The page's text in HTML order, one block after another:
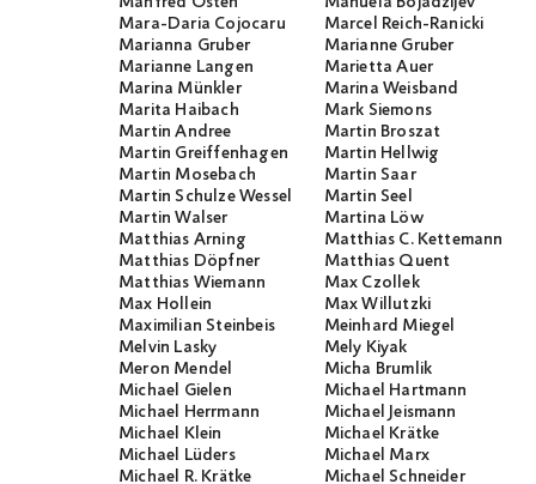
Mara-Daria Cojocaru
Marcel Reich-Ranicki
Marianna Gruber
Marianne Gruber
Marianne Langen
Marietta Auer
Marina Münkler
Marina Weisband
Marita Haibach
Mark Siemons
Martin Andree
Martin Broszat
Martin Greiffenhagen
Martin Hellwig
Martin Mosebach
Martin Saar
Martin Schulze Wessel
Martin Seel
Martin Walser
Martina Löw
Matthias Arning
Matthias C. Kettemann
Matthias Döpfner
Matthias Quent
Matthias Wiemann
Max Czollek
Max Hollein
Max Willutzki
Maximilian Steinbeis
Meinhard Miegel
Melvin Lasky
Mely Kiyak
Meron Mendel
Micha Brumlik
Michael Gielen
Michael Hartmann
Michael Herrmann
Michael Jeismann
Michael Klein
Michael Krätke
Michael Lüders
Michael Marx
Michael R. Krätke
Michael Schneider